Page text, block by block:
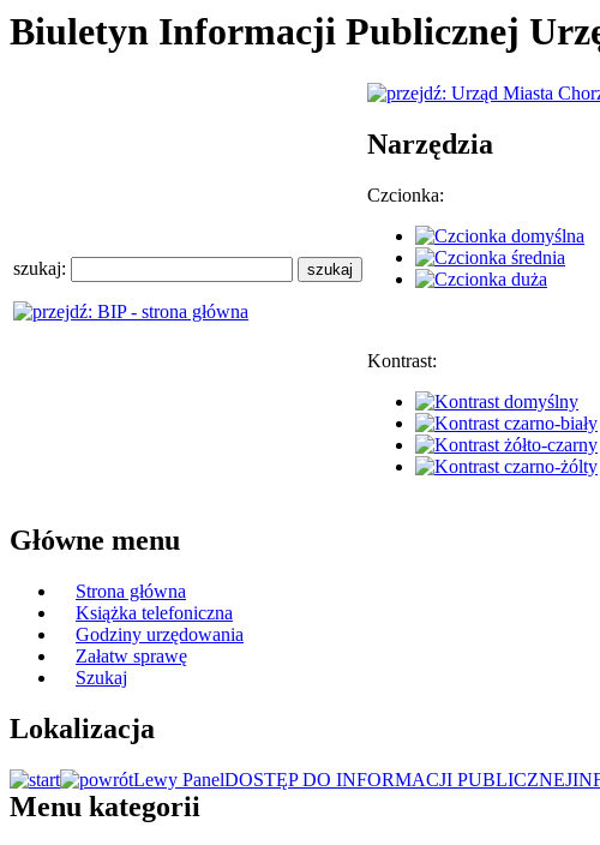
Biuletyn Informacji Publicznej
szukaj:
Narzędzia
Czcionka:
Kontrast:
Główne menu
Strona główna
Książka telefoniczna
Godziny urzędowania
Załatw sprawę
Szukaj
Lokalizacja
Lewy PanelDOSTĘP DO INFORMACJI PUBLICZNEJ
Menu kategorii